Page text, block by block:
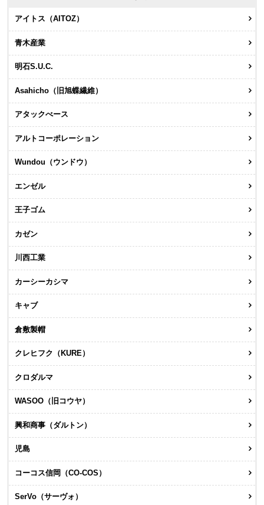
アイトス（AITOZ）
青木産業
明石S.U.C.
Asahicho（旧旭蝶繊維）
アタックべース
アルトコーポレーション
Wundou（ウンドウ）
エンゼル
王子ゴム
カゼン
川西工業
カーシーカシマ
キャブ
倉敷製帽
クレヒフク（KURE）
クロダルマ
WASOO（旧コウヤ）
興和商事（ダルトン）
児島
コーコス信岡（CO-COS）
SerVo（サーヴォ）